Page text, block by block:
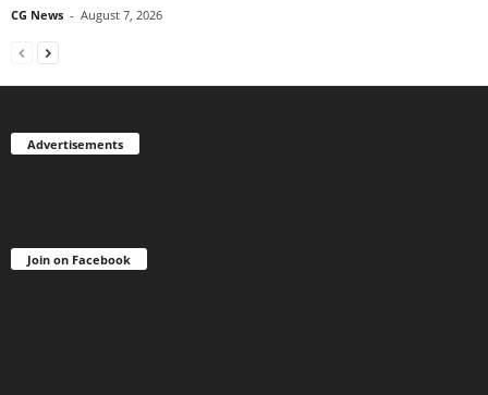
CG News - August 7, 2026
Advertisements
Join on Facebook